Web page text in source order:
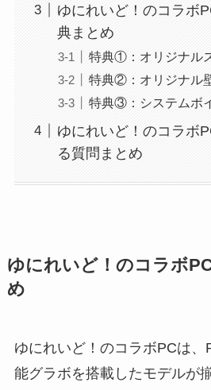
ゆにれいど！のコラボ
典まとめ
特典①：オリジナル
特典②：オリジナル
特典③：システムボ
ゆにれいど！のコラボ
る質問まとめ
ゆにれいど！のコラボ
め
ゆにれいど！のコラボPCは、
能グラボを搭載したモデルが